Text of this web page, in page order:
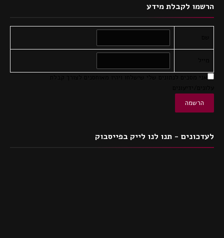
הרשמו לקבלת מידע
לעדכונים - תנו לנו לייק בפייסבוק